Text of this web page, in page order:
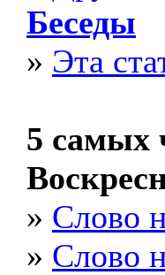
Беседы
» Эта
5 cамых
» Слово
» Слово